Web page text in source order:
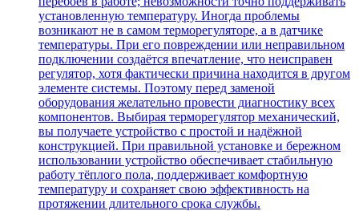
установленную температуру. Иногда проблемы
возникают не в самом терморегуляторе, а в датчике
температуры. При его повреждении или неправильном
подключении создаётся впечатление, что неисправен
регулятор, хотя фактически причина находится в другом
элементе системы. Поэтому перед заменой
оборудования желательно провести диагностику всех
компонентов. Выбирая терморегулятор механический,
вы получаете устройство с простой и надёжной
конструкцией. При правильной установке и бережном
использовании устройство обеспечивает стабильную
работу тёплого пола, поддерживает комфортную
температуру и сохраняет свою эффективность на
протяжении длительного срока службы.